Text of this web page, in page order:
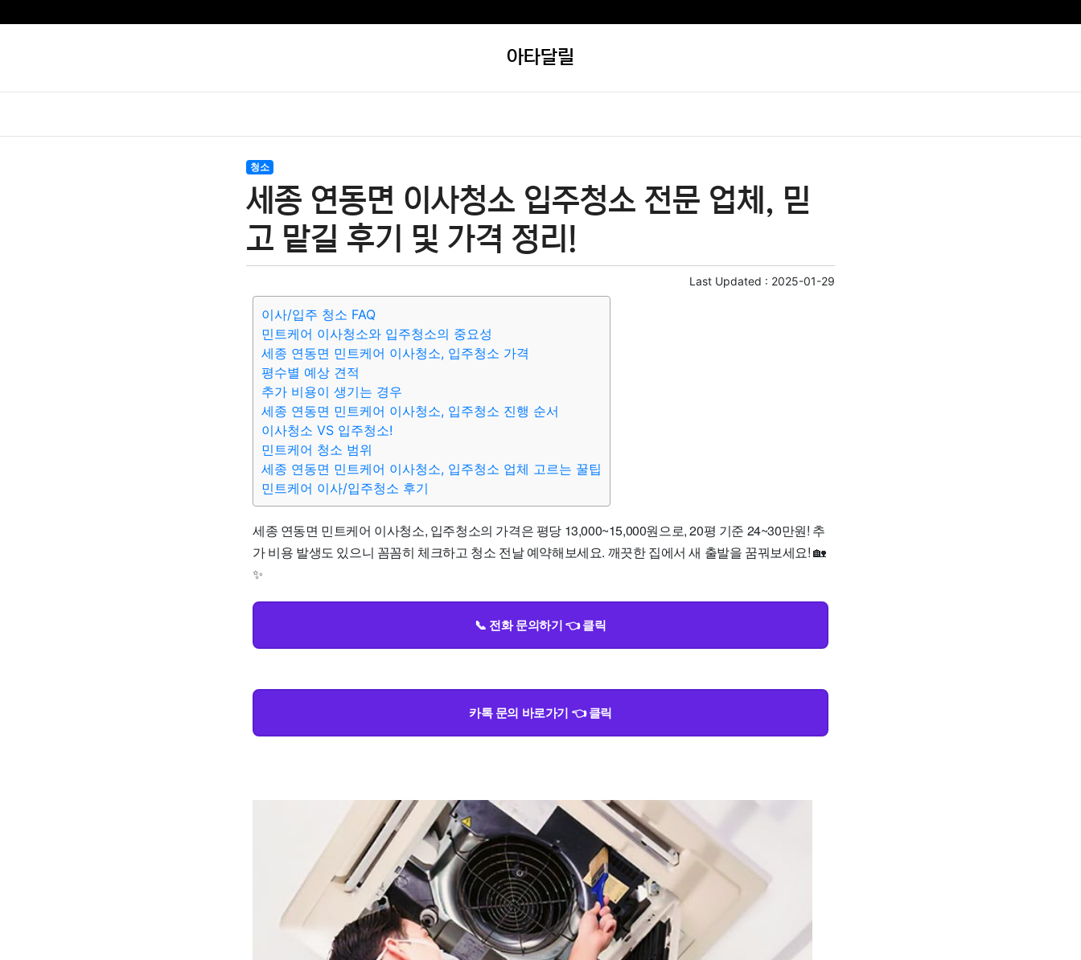
아타달릴
청소
세종 연동면 이사청소 입주청소 전문 업체, 믿
고 맡길 후기 및 가격 정리!
Last Updated : 2025-01-29
이사/입주 청소 FAQ
민트케어 이사청소와 입주청소의 중요성
세종 연동면 민트케어 이사청소, 입주청소 가격
평수별 예상 견적
추가 비용이 생기는 경우
세종 연동면 민트케어 이사청소, 입주청소 진행 순서
이사청소 VS 입주청소!
민트케어 청소 범위
세종 연동면 민트케어 이사청소, 입주청소 업체 고르는 꿀팁
민트케어 이사/입주청소 후기
세종 연동면 민트케어 이사청소, 입주청소의 가격은 평당 13,000~15,000원으로, 20평 기준 24~30만원! 추
가 비용 발생도 있으니 꼼꼼히 체크하고 청소 전날 예약해보세요. 깨끗한 집에서 새 출발을 꿈꿔보세요! 🏡
✨
📞 전화 문의하기 👈 클릭
카톡 문의 바로가기 👈 클릭